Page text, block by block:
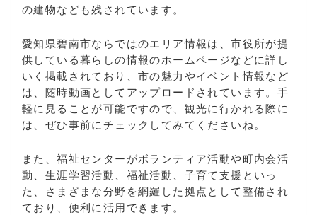
の建物なども残されています。
愛知県碧南市ならではのエリア情報は、市役所が提
供している暮らしの情報のホームページなどに詳し
いく掲載されており、市の魅力やイベント情報など
は、随時動画としてアップロードされています。手
軽に見ることが可能ですので、観光に行かれる際に
は、ぜひ事前にチェックしてみてくださいね。
また、福祉センターがボランティア活動や町内会活
動、生涯学習活動、福祉活動、子育て支援といっ
た、さまざまな分野を網羅した拠点として整備され
ており、便利に活用できます。